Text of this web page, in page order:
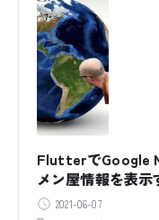
FlutterでGoogle
メン屋情報を表
2021-06-07